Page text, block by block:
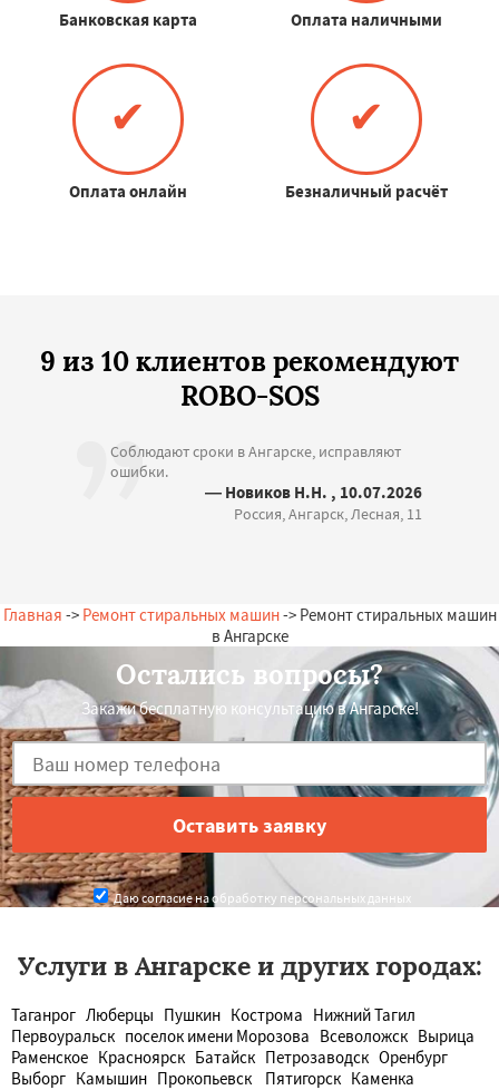
Банковская карта Оплата наличными
✔
Оплата онлайн
✔
Безналичный расчёт
9 из 10 клиентов рекомендуют
ROBO-SOS
Соблюдают сроки в Ангарске, исправляют
ошибки.
— Новиков Н.Н. , 10.07.2026
Россия, Ангарск, Лесная, 11
Главная -> Ремонт стиральных машин-> Ремонт стиральных машин
в Ангарске
Остались вопросы?
Закажи бесплатную консультацию в Ангарске!
Даю согласие на обработку персональных данных
Услуги в Ангарске и других городах:
Таганрог Люберцы Пушкин Кострома Нижний Тагил
Первоуральск поселок имени Морозова Всеволожск Вырица
Раменское Красноярск Батайск Петрозаводск Оренбург
Выборг Камышин Прокопьевск Пятигорск Каменка